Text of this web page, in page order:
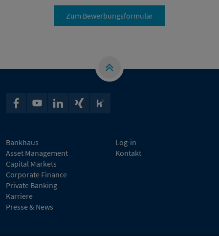
Zum Bewerbungsformular
Bankhaus
Asset Management
Capital Markets
Corporate Finance
Private Banking
Karriere
Presse & News
Log-in
Kontakt